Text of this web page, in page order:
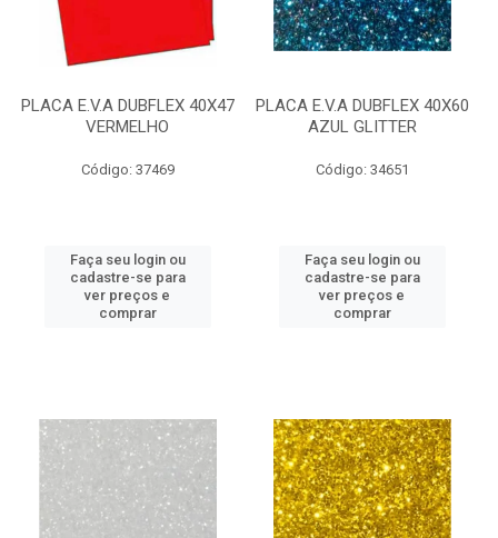
PLACA E.V.A DUBFLEX 40X47
VERMELHO
Código: 37469
Faça seu login ou
cadastre-se para
ver preços e
comprar
PLACA E.V.A DUBFLEX 40X60
AZUL GLITTER
Código: 34651
Faça seu login ou
cadastre-se para
ver preços e
comprar